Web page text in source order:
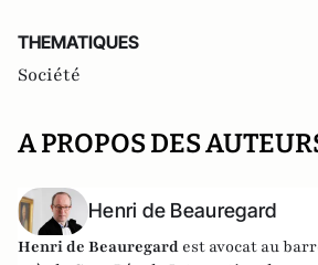
THEMATIQUES
Société
A PROPOS DES
Henri de Beauregard
Henri de Beauregard est avocat au